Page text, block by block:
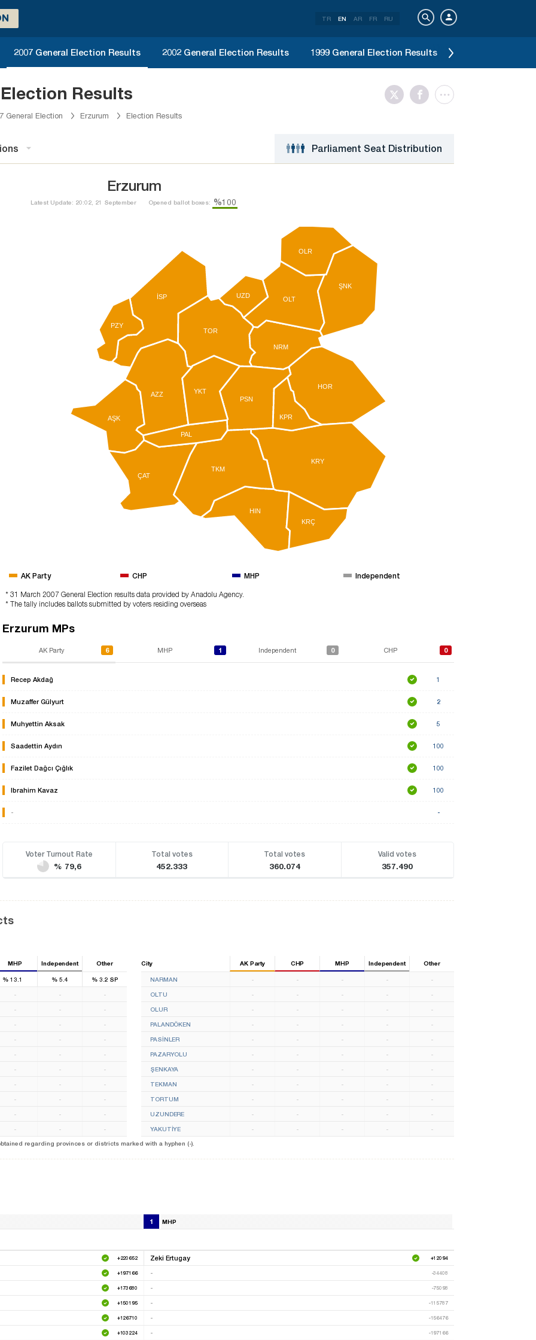
TR EN AR FR RU
2007 General Election Results 2002 General Election Results 1999 General Election Results
Results
General Election Erzurum Election Results
Parliament Seat Distribution
Erzurum
Latest Update: 20:02, 21 September Opened ballot boxes: %100
AŞK
ÇAT
HIN
HOR
İSP
KRY
NRM
OLT
OLR
PSN
ŞNK
TKM
TOR
KRÇ
UZD
PZY
AZZ
KPR
PAL
YKT
AK Party CHP MHP Independent
* 31 March 2007 General Election results data provided by Anadolu Agency.
* The tally includes ballots submitted by voters residing overseas
Erzurum MPs
AK Party 6 MHP 1 Independent 0 CHP 0
Recep Akdağ 1
Muzaffer Gülyurt 2
Muhyettin Aksak 5
Saadettin Aydın 100
Fazilet Dağcı Çığlık 100
Ibrahim Kavaz 100
- -
Voter Turnout Rate
% 79,6
Total votes
452.333
Total votes
360.074
Valid votes
357.490
MHP Independent Other City AK Party CHP MHP Independent Other
% 13.1
1
% 5.4 %3.2 SP
- - -
- - -
- - -
- - -
- - -
- - -
- - -
- - -
- - -
- - -
NARMAN - - - - -
OLTU - - - - -
OLUR - - - - -
PALANDÖKEN - - - - -
PASİNLER - - - - -
PAZARYOLU - - - - -
ŞENKAYA - - - - -
TEKMAN - - - - -
TORTUM - - - - -
UZUNDERE - - - - -
YAKUTİYE - - - -
-
regarding provinces or districts marked with a hyphen (-).
1 MHP
+220652 Zeki Ertugay +12094
+197166 - -34408
+173680 - -75098
+150195 - -115787
+126710 - -156476
+103224 - -197166